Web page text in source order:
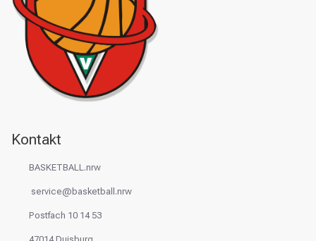
Kontakt
BASKETBALL.nrw
service@basketball.nrw
Postfach 10 14 53